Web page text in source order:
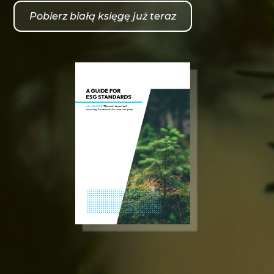
Pobierz białą księgę już teraz